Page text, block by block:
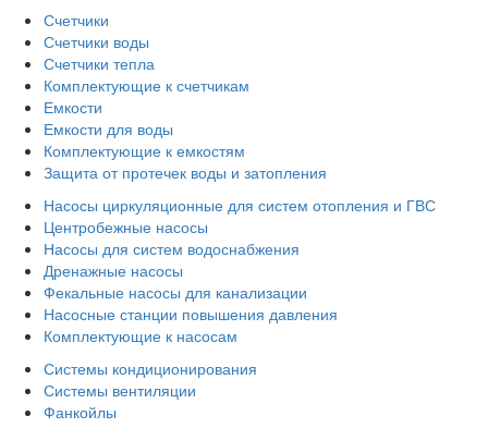
Счетчики
Счетчики воды
Счетчики тепла
Комплектующие к счетчикам
Емкости
Емкости для воды
Комплектующие к емкостям
Защита от протечек воды и затопления
Насосы циркуляционные для систем отопления и ГВС
Центробежные насосы
Насосы для систем водоснабжения
Дренажные насосы
Фекальные насосы для канализации
Насосные станции повышения давления
Комплектующие к насосам
Системы кондиционирования
Системы вентиляции
Фанкойлы